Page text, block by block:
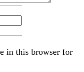
in this browser for